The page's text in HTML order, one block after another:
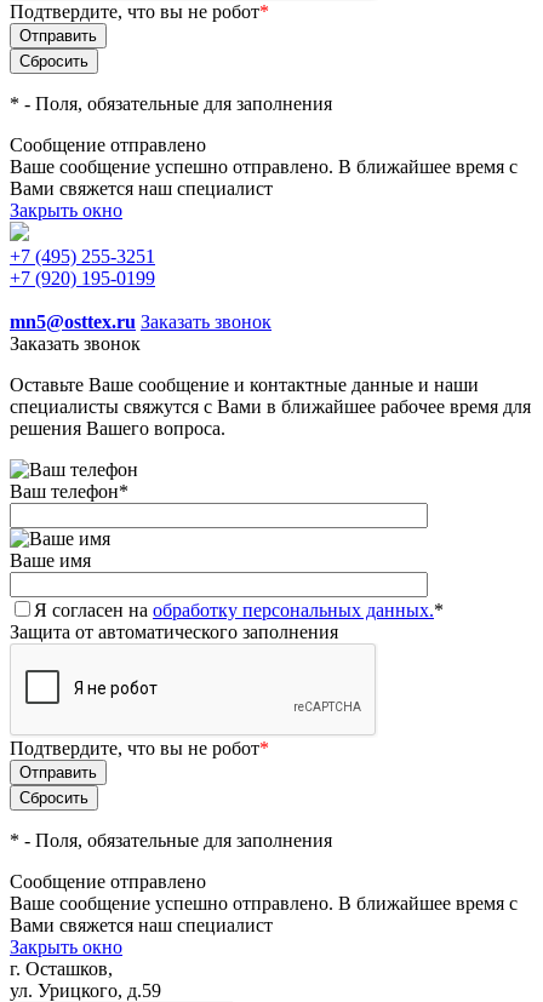
Подтвердите, что вы не робот*
* - Поля, обязательные для заполнения
Сообщение отправлено
Ваше сообщение успешно отправлено. В ближайшее время с
Вами свяжется наш специалист
Закрыть окно
+7 (495) 255-3251
+7 (920) 195-0199
mn5@osttex.ru Заказать звонок
Заказать звонок
Оставьте Ваше сообщение и контактные данные и наши
специалисты свяжутся с Вами в ближайшее рабочее время для
решения Вашего вопроса.
Ваш телефон*
Ваше имя
Я согласен на обработку персональных данных.*
Защита от автоматического заполнения
Подтвердите, что вы не робот*
* - Поля, обязательные для заполнения
Сообщение отправлено
Ваше сообщение успешно отправлено. В ближайшее время с
Вами свяжется наш специалист
Закрыть окно
г. Осташков,
ул. Урицкого, д.59